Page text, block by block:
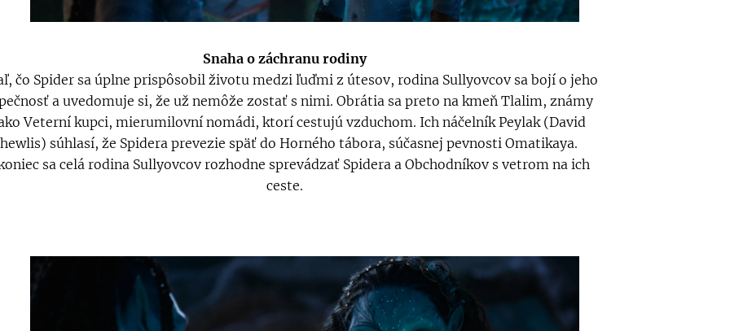
Snaha o záchranu rodiny
čo Spider sa úplne prispôsobil životu medzi ľuďmi z útesov, rodina Sullyovcov sa bojí o jeho
a uvedomuje si, že už nemôže zostať s nimi. Obrátia sa preto na kmeň Tlalim, známy
Veterní kupci, mierumilovní nomádi, ktorí cestujú vzduchom. Ich náčelník Peylak (David
súhlasí, že Spidera prevezie späť do Horného tábora, súčasnej pevnosti Omatikaya.
sa celá rodina Sullyovcov rozhodne sprevádzať Spidera a Obchodníkov s vetrom na ich
ceste.